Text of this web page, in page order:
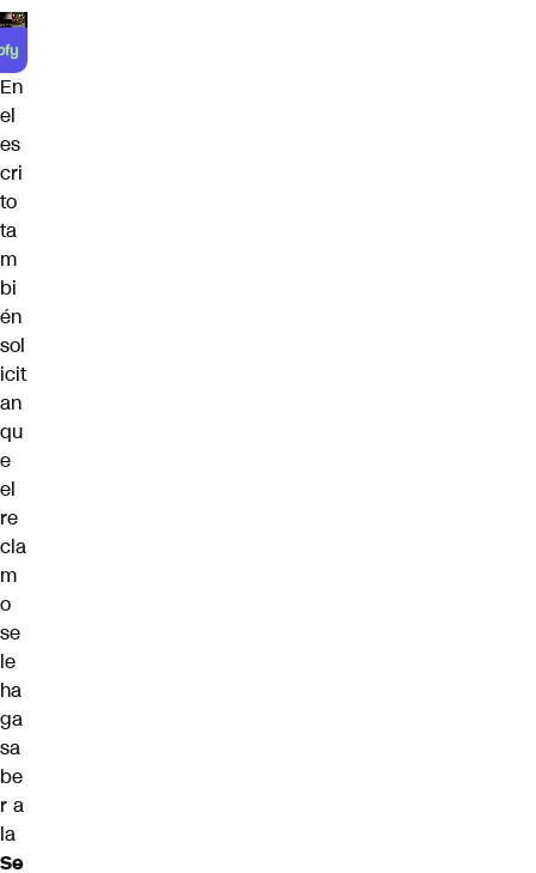
En
el
es
cri
to
ta
m
bi
én
sol
icit
an
qu
e
el
re
cla
m
o
se
le
ha
ga
sa
be
r a
la
Se